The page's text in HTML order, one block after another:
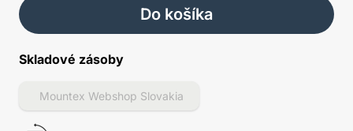
Do košíka
Skladové zásoby
Mountex Webshop Slovakia